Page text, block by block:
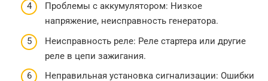
Проблемы с аккумулятором: Низкое
напряжение, неисправность генератора.
Неисправность реле: Реле стартера или другие
реле в цепи зажигания.
Неправильная установка сигнализации: Ошибки